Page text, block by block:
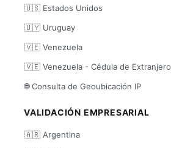
🇺🇸 Estados Unidos
🇺🇾 Uruguay
🇻🇪 Venezuela
🇻🇪 Venezuela - Cédula de Extranjero
🌐 Consulta de Geoubicación IP
VALIDACIÓN EMPRESARIAL
🇦🇷 Argentina